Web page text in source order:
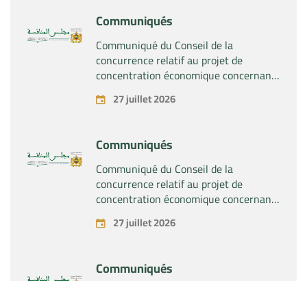
pharmaceutiques « Rilutek » et «
Sabril » détenus par la société « Sanofi
SA »
Communiqués
Communiqué du Conseil de la
concurrence relatif au projet de
concentration économique concernant
la prise du contrôle exclusif par la
société « Plastika Kritis SA » de la
27 juillet 2026
Communiqués
Communiqué du Conseil de la
concurrence relatif au projet de
concentration économique concernant
la prise par la société « Fives SAS » du
contrôle exclusif de la société « Aries
27 juillet 2026
Communiqués